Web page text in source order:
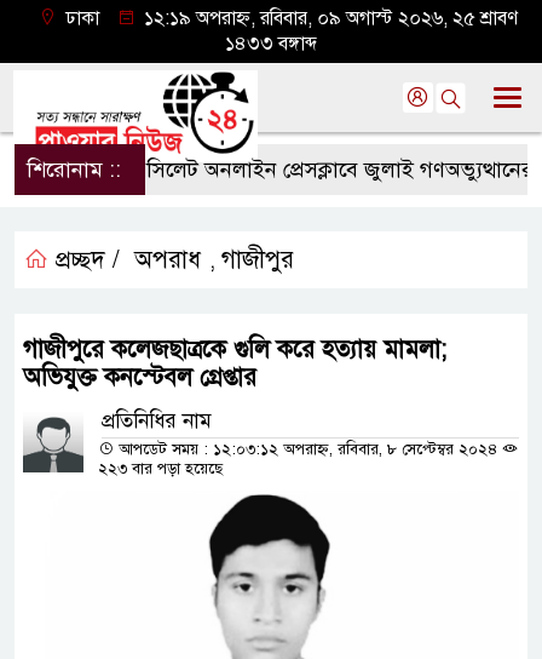
ঢাকা
১২:১৯ অপরাহ্ন, রবিবার, ০৯ অগাস্ট ২০২৬, ২৫ শ্রাবণ
১৪৩৩ বঙ্গাব্দ
শিরোনাম ::সিলেট অনলাইন প্রেসক্লাবে জুলাই গণঅভ্যুত্থানের
প্রচ্ছদ / অপরাধ , গাজীপুর
গাজীপুরে কলেজছাত্রকে গুলি করে হত্যায় মামলা;
অভিযুক্ত কনস্টেবল গ্রেপ্তার
প্রতিনিধির নাম
আপডেট সময় : ১২:০৩:১২ অপরাহ্ন, রবিবার, ৮ সেপ্টেম্বর ২০২৪
২২৩ বার পড়া হয়েছে